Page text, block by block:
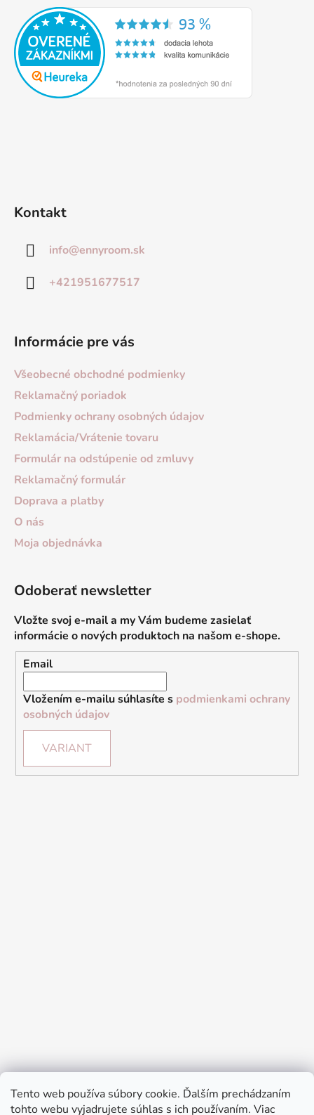
Tento web používa súbory cookie. Ďalším prechádzaním
tohto webu vyjadrujete súhlas s ich používaním. Viac
Kontakt
info@ennyroom.sk
+421951677517
Informácie pre vás
Všeobecné obchodné podmienky
Reklamačný poriadok
Podmienky ochrany osobných údajov
Reklamácia/Vrátenie tovaru
Formulár na odstúpenie od zmluvy
Reklamačný formulár
Doprava a platby
O nás
Moja objednávka
Odoberať newsletter
Vložte svoj e-mail a my Vám budeme zasielať
informácie o nových produktoch na našom e-shope.
Email
Vložením e-mailu súhlasíte s podmienkami ochrany
osobných údajov
VARIANT
Prijímame online platby